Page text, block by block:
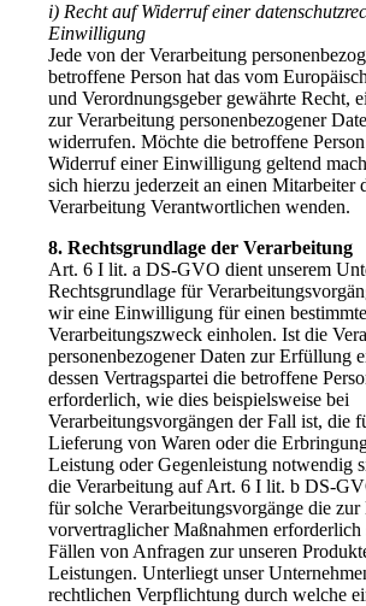
i) Recht auf Widerruf einer
Einwilligung
Jede von der Verarbeitung
betroffene Person hat das vom
und Verordnungsgeber gewährte Recht,
zur Verarbeitung personenbezogener
widerrufen. Möchte die betroffene
Widerruf einer Einwilligung geltend
sich hierzu jederzeit an einen Mitarbeiter
Verarbeitung Verantwortlichen wenden.
8. Rechtsgrundlage der Verarbeitung
Art. 6 I lit. a DS-GVO dient unserem
Rechtsgrundlage für
wir eine Einwilligung für einen
Verarbeitungszweck einholen. Ist die
personenbezogener Daten zur Erfüllung
dessen Vertragspartei die betroffene
erforderlich, wie dies beispielsweise bei
Verarbeitungsvorgängen der Fall ist, die
Lieferung von Waren oder die
Leistung oder Gegenleistung notwendig
die Verarbeitung auf Art. 6 I lit. b DS-
für solche Verarbeitungsvorgänge die
vorvertraglicher Maßnahmen erforderlich
Fällen von Anfragen zur unseren
Leistungen. Unterliegt unser
rechtlichen Verpflichtung durch welche